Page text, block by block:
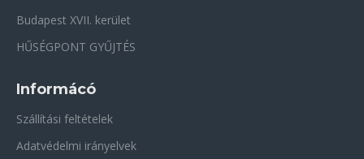
Budapest XVII. kerület
HŰSÉGPONT GYŰJTÉS
Informácó
Szállítási feltételek
Adatvédelmi irányelvek